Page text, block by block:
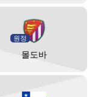
원정
몰도바